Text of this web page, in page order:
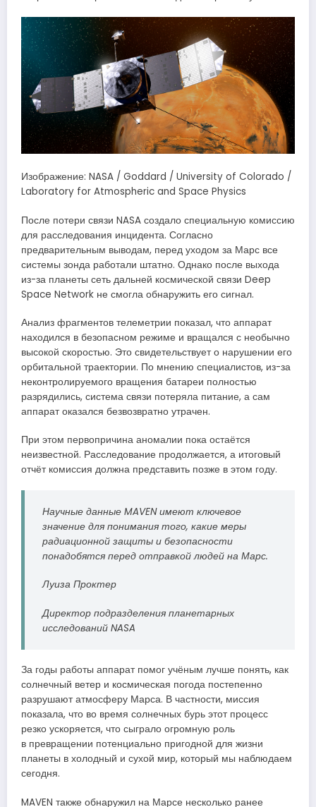
Изображение: NASA / Goddard / University of Colorado /
Laboratory for Atmospheric and Space Physics
После потери связи NASA создало специальную комиссию
для расследования инцидента. Согласно
предварительным выводам, перед уходом за Марс все
системы зонда работали штатно. Однако после выхода
из-за планеты сеть дальней космической связи Deep
Space Network не смогла обнаружить его сигнал.
Анализ фрагментов телеметрии показал, что аппарат
находился в безопасном режиме и вращался с необычно
высокой скоростью. Это свидетельствует о нарушении его
орбитальной траектории. По мнению специалистов, из-за
неконтролируемого вращения батареи полностью
разрядились, система связи потеряла питание, а сам
аппарат оказался безвозвратно утрачен.
При этом первопричина аномалии пока остаётся
неизвестной. Расследование продолжается, а итоговый
отчёт комиссия должна представить позже в этом году.
Научные данные MAVEN имеют ключевое
значение для понимания того, какие меры
радиационной защиты и безопасности
понадобятся перед отправкой людей на Марс.
Луиза Проктер
Директор подразделения планетарных
исследований NASA
За годы работы аппарат помог учёным лучше понять, как
солнечный ветер и космическая погода постепенно
разрушают атмосферу Марса. В частности, миссия
показала, что во время солнечных бурь этот процесс
резко ускоряется, что сыграло огромную роль
в превращении потенциально пригодной для жизни
планеты в холодный и сухой мир, который мы наблюдаем
сегодня.
MAVEN также обнаружил на Марсе несколько ранее